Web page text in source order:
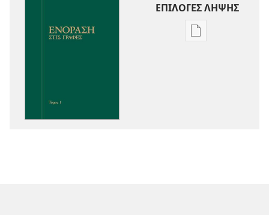
ΕΠΙΛΟΓΕΣ ΛΗΨΗΣ
Επιλογές